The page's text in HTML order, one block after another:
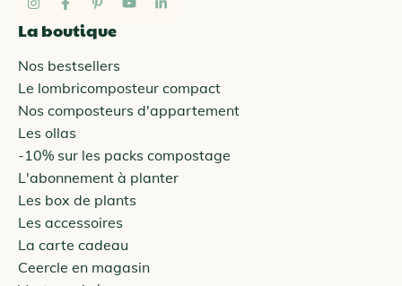
La boutique
Nos bestsellers
Le lombricomposteur compact
Nos composteurs d'appartement
Les ollas
-10% sur les packs compostage
L'abonnement à planter
Les box de plants
Les accessoires
La carte cadeau
Ceercle en magasin